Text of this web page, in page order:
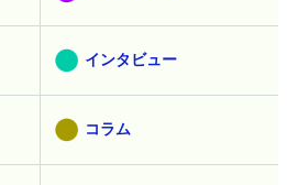
インタビュー
コラム